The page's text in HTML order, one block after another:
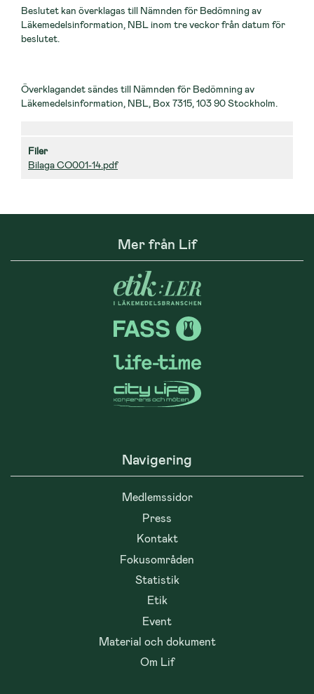
Beslutet kan överklagas till Nämnden för Bedömning av
Läkemedelsinformation, NBL inom tre veckor från datum för
beslutet.
Överklagandet sändes till Nämnden för Bedömning av
Läkemedelsinformation, NBL, Box 7315, 103 90 Stockholm.
Filer
Bilaga CO001-14.pdf
Mer från Lif
Navigering
Medlemssidor
Press
Kontakt
Fokusområden
Statistik
Etik
Event
Material och dokument
Om Lif